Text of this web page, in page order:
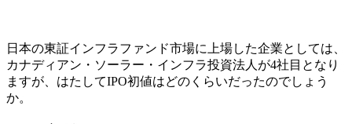
日本の東証インフラファンド市場に上場した企業としては、
カナディアン・ソーラー・インフラ投資法人が4社目となり
ますが、はたしてIPO初値はどのくらいだったのでしょう
か。